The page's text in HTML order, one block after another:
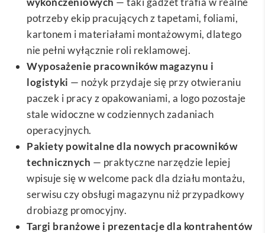
potrzeby ekip pracujących z tapetami, foliami,
kartonem i materiałami montażowymi, dlatego
nie pełni wyłącznie roli reklamowej.
Wyposażenie pracowników magazynu i
logistyki — nożyk przydaje się przy otwieraniu
paczek i pracy z opakowaniami, a logo pozostaje
stale widoczne w codziennych zadaniach
operacyjnych.
Pakiety powitalne dla nowych pracowników
technicznych — praktyczne narzędzie lepiej
wpisuje się w welcome pack dla działu montażu,
serwisu czy obsługi magazynu niż przypadkowy
drobiazg promocyjny.
Targi branżowe i prezentacje dla kontrahentów